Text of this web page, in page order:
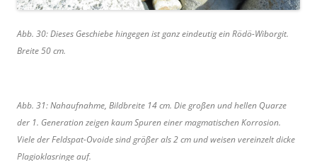
Abb. 30: Dieses Geschiebe hingegen ist ganz eindeutig ein Rödö-Wiborgit.
Breite 50 cm.
Abb. 31: Nahaufnahme, Bildbreite 14 cm. Die großen und hellen Quarze
der 1. Generation zeigen kaum Spuren einer magmatischen Korrosion.
Viele der Feldspat-Ovoide sind größer als 2 cm und weisen vereinzelt dicke
Plagioklasringe auf.